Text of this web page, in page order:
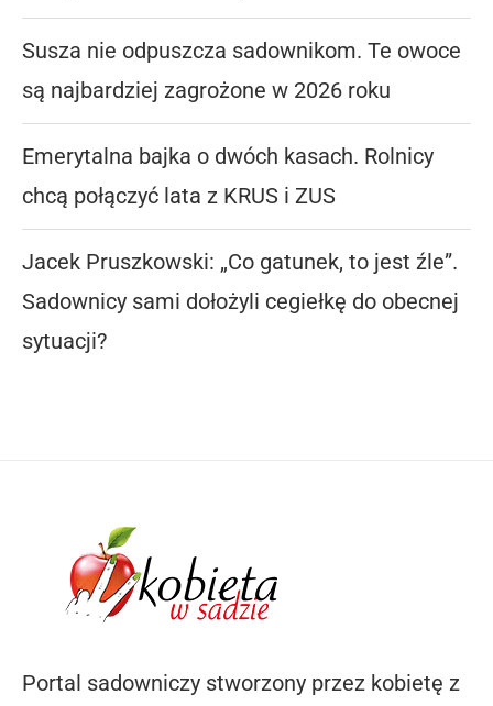
Susza nie odpuszcza sadownikom. Te owoce
są najbardziej zagrożone w 2026 roku
Emerytalna bajka o dwóch kasach. Rolnicy
chcą połączyć lata z KRUS i ZUS
Jacek Pruszkowski: „Co gatunek, to jest źle”.
Sadownicy sami dołożyli cegiełkę do obecnej
sytuacji?
Portal sadowniczy stworzony przez kobietę z